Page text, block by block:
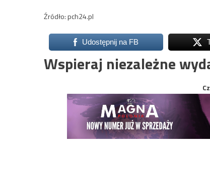
Źródło: pch24.pl
Udostępnij na FB
Wspieraj niezależne